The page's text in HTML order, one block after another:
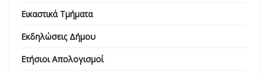
Εικαστικά Τμήματα
Εκδηλώσεις Δήμου
Ετήσιοι Απολογισμοί